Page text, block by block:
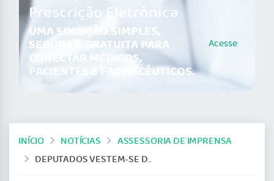
Prescrição Eletrônica
UMA SOLUÇÃO SIMPLES,
SEGURA E GRATUITA PARA
CONECTAR MÉDICOS,
PACIENTES E FARMACÊUTICOS.
Acesse
INÍCIO NOTÍCIAS
ASSESSORIA DE IMPRENSA
DEPUTADOS VESTEM-SE DE MÉDICO PARA DEFENDER O SUS